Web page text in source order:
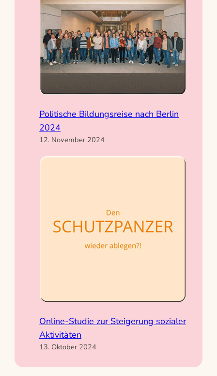
Politische Bildungsreise nach Berlin
2024
12. November 2024
Online-Studie zur Steigerung sozialer
Aktivitäten
13. Oktober 2024